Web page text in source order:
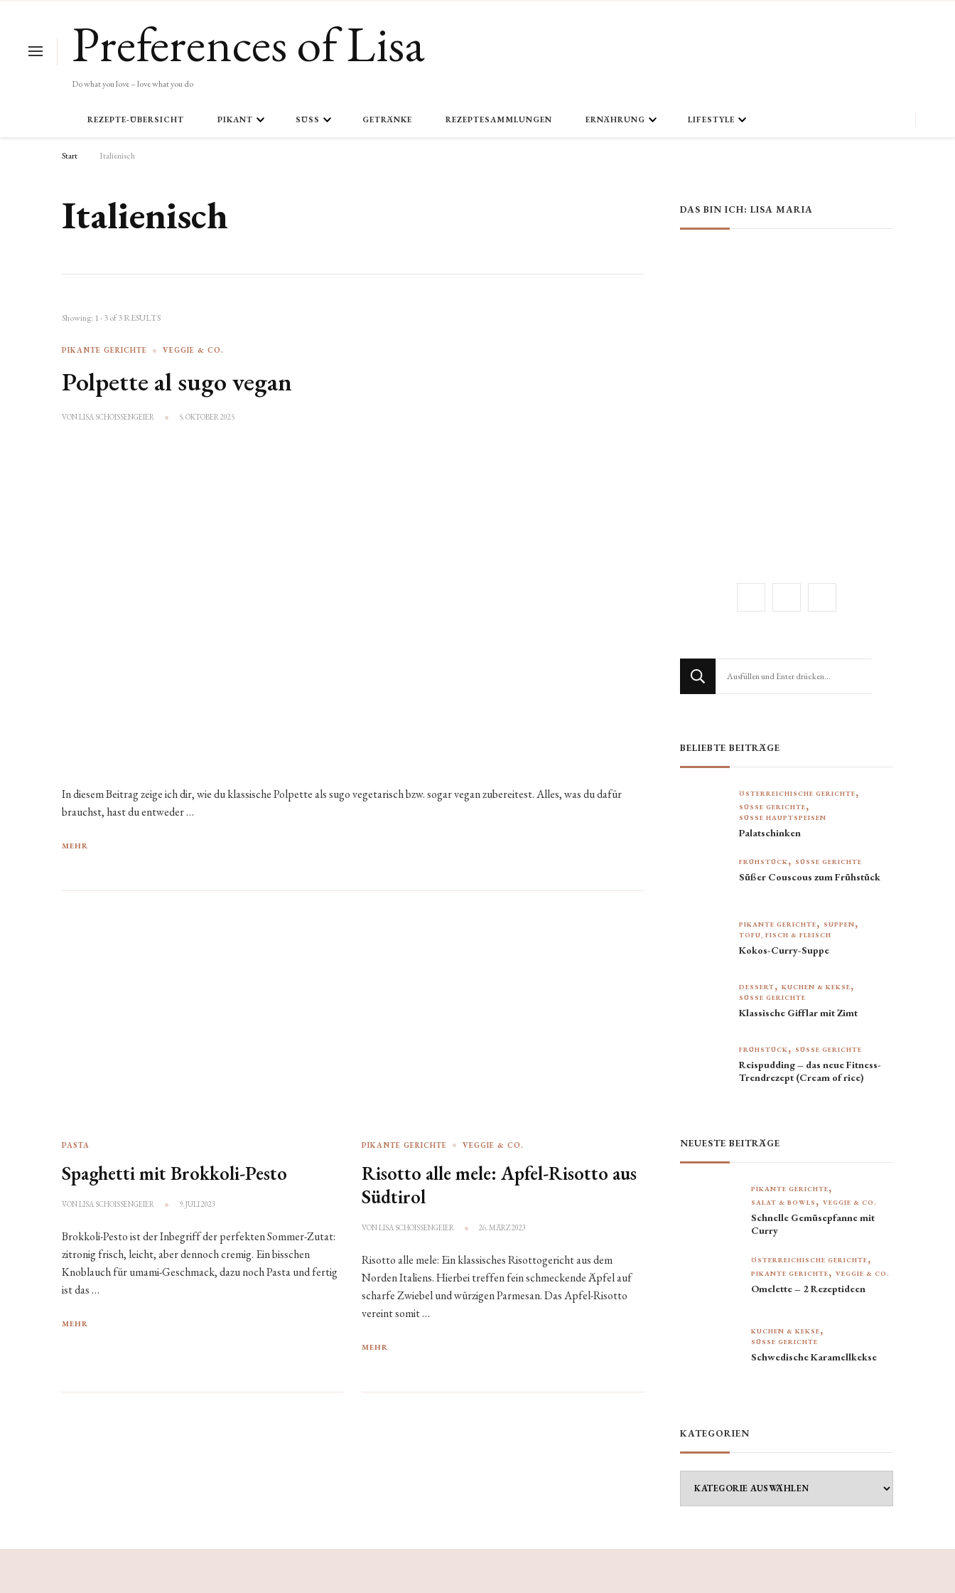
Preferences of Lisa
Do what you love – love what you do
REZEPTE-ÜBERSICHT PIKANT SÜSS GETRÄNKE REZEPTESAMMLUNGEN ERNÄHRUNG LIFESTYLE
Start Italienisch
Italienisch
Showing: 1 - 3 of 3 RESULTS
PIKANTE GERICHTE VEGGIE & CO.
Polpette al sugo vegan
VONLISA SCHOISSENGEIER 5. OKTOBER 2025
In diesem Beitrag zeige ich dir, wie du klassische Polpette als sugo vegetarisch bzw. sogar vegan zubereitest. Alles, was du dafür
brauchst, hast du entweder …
MEHR
PASTA
Spaghetti mit Brokkoli-Pesto
VONLISA SCHOISSENGEIER 9. JULI 2023
Brokkoli-Pesto ist der Inbegriff der perfekten Sommer-Zutat:
zitronig frisch, leicht, aber dennoch cremig. Ein bisschen
Knoblauch für umami-Geschmack, dazu noch Pasta und fertig
ist das …
MEHR
PIKANTE GERICHTE VEGGIE & CO.
Risotto alle mele: Apfel-Risotto aus
Südtirol
VONLISA SCHOISSENGEIER 26. MÄRZ 2023
Risotto alle mele: Ein klassisches Risottogericht aus dem
Norden Italiens. Hierbei treffen fein schmeckende Äpfel auf
scharfe Zwiebel und würzigen Parmesan. Das Apfel-Risotto
vereint somit …
MEHR
DAS BIN ICH: LISA MARIA
BELIEBTE BEITRÄGE
ÖSTERREICHISCHE GERICHTE
SÜSSE GERICHTE
SÜSSE HAUPTSPEISEN
Palatschinken
FRÜHSTÜCK SÜSSE GERICHTE
Süßer Couscous zum Frühstück
PIKANTE GERICHTE
SUPPEN
TOFU, FISCH & FLEISCH
Kokos-Curry-Suppe
DESSERT
KUCHEN & KEKSE
SÜSSE GERICHTE
Klassische Gifflar mit Zimt
FRÜHSTÜCK SÜSSE GERICHTE
Reispudding – das neue Fitness-
Trendrezept (Cream of rice)
NEUESTE BEITRÄGE
PIKANTE GERICHTE
SALAT & BOWLS
VEGGIE & CO.
Schnelle Gemüsepfanne mit
Curry
ÖSTERREICHISCHE GERICHTE
PIKANTE GERICHTE
VEGGIE & CO.
Omelette – 2 Rezeptideen
KUCHEN & KEKSE
SÜSSE GERICHTE
Schwedische Karamellkekse
KATEGORIEN